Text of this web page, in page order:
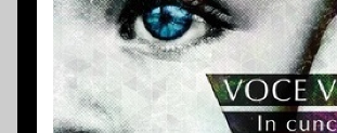
Pianu San Chirgu
Info & Réservations